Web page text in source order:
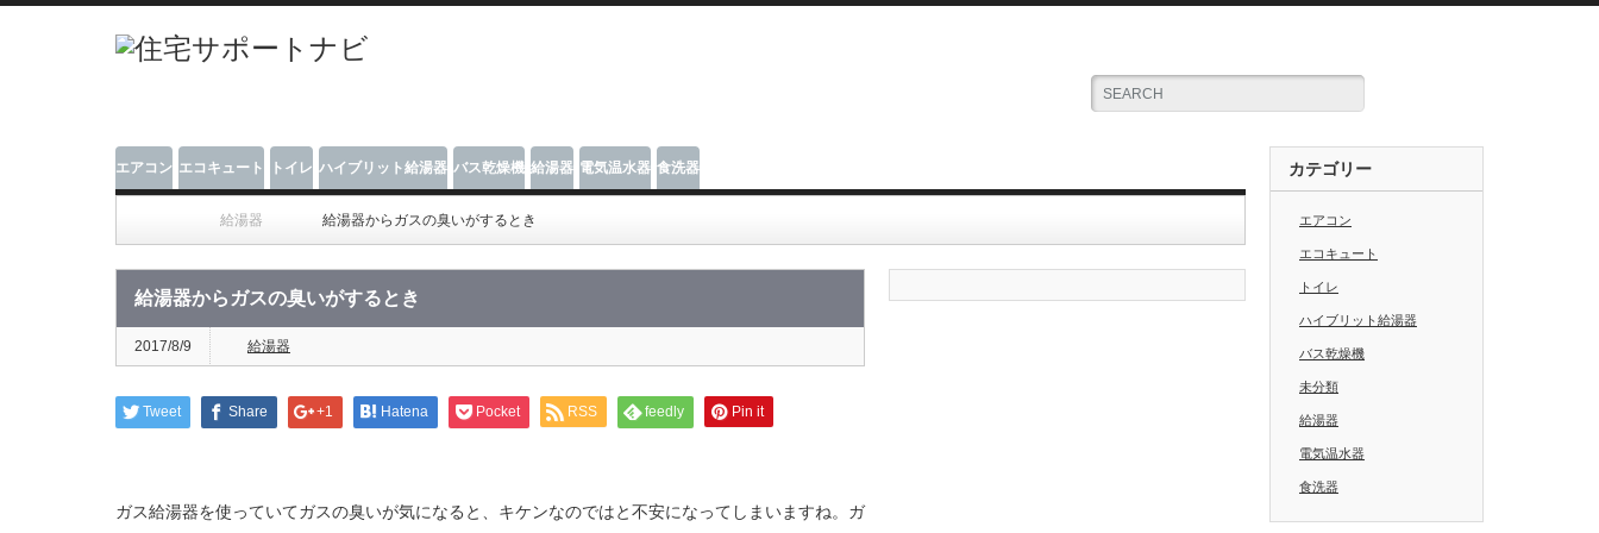
エアコン エコキュート トイレ ハイブリット給湯器 バス乾燥機 給湯器 電気温水器 食洗器
給湯器 給湯器からガスの臭いがするとき
給湯器からガスの臭いがするとき
2017/8/9 給湯器
Tweet Share +1 Hatena Pocket RSS feedly Pin it
ガス給湯器を使っていてガスの臭いが気になると、キケンなのではと不安になってしまいますね。ガ
カテゴリー
エアコン
エコキュート
トイレ
ハイブリット給湯器
バス乾燥機
未分類
給湯器
電気温水器
食洗器